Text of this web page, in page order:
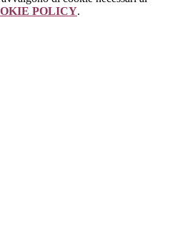
POLICY.